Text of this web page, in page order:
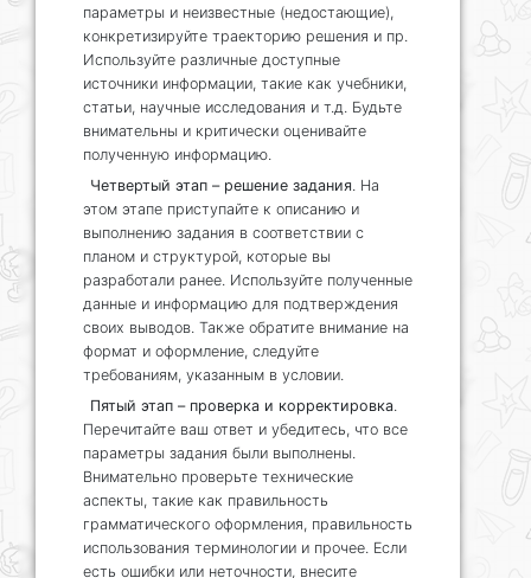
параметры и неизвестные (недостающие),
конкретизируйте траекторию решения и пр.
Используйте различные доступные
источники информации, такие как учебники,
статьи, научные исследования и т.д. Будьте
внимательны и критически оценивайте
полученную информацию.
Четвертый этап – решение задания . На
этом этапе приступайте к описанию и
выполнению задания в соответствии с
планом и структурой, которые вы
разработали ранее. Используйте полученные
данные и информацию для подтверждения
своих выводов. Также обратите внимание на
формат и оформление, следуйте
требованиям, указанным в условии.
Пятый этап – проверка и корректировка
Перечитайте ваш ответ и убедитесь, что все
параметры задания были выполнены.
Внимательно проверьте технические
аспекты, такие как правильность
грамматического оформления, правильность
использования терминологии и прочее. Если
есть ошибки или неточности, внесите